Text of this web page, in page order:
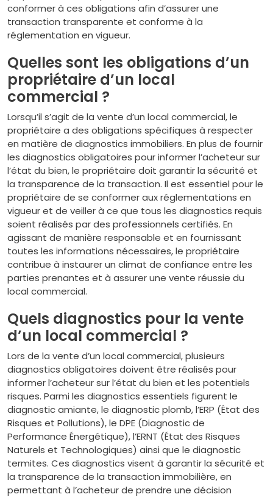
conformer à ces obligations afin d’assurer une
transaction transparente et conforme à la
réglementation en vigueur.
Quelles sont les obligations d’un
propriétaire d’un local
commercial ?
Lorsqu’il s’agit de la vente d’un local commercial, le
propriétaire a des obligations spécifiques à respecter
en matière de diagnostics immobiliers. En plus de fournir
les diagnostics obligatoires pour informer l’acheteur sur
l’état du bien, le propriétaire doit garantir la sécurité et
la transparence de la transaction. Il est essentiel pour le
propriétaire de se conformer aux réglementations en
vigueur et de veiller à ce que tous les diagnostics requis
soient réalisés par des professionnels certifiés. En
agissant de manière responsable et en fournissant
toutes les informations nécessaires, le propriétaire
contribue à instaurer un climat de confiance entre les
parties prenantes et à assurer une vente réussie du
local commercial.
Quels diagnostics pour la vente
d’un local commercial ?
Lors de la vente d’un local commercial, plusieurs
diagnostics obligatoires doivent être réalisés pour
informer l’acheteur sur l’état du bien et les potentiels
risques. Parmi les diagnostics essentiels figurent le
diagnostic amiante, le diagnostic plomb, l’ERP (État des
Risques et Pollutions), le DPE (Diagnostic de
Performance Énergétique), l’ERNT (État des Risques
Naturels et Technologiques) ainsi que le diagnostic
termites. Ces diagnostics visent à garantir la sécurité et
la transparence de la transaction immobilière, en
permettant à l’acheteur de prendre une décision